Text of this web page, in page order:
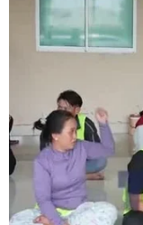
Nhận diện
động của tổ
Tác động của
sâu, rộng và cuộc
ra những yêu cầu
chức công đoàn.